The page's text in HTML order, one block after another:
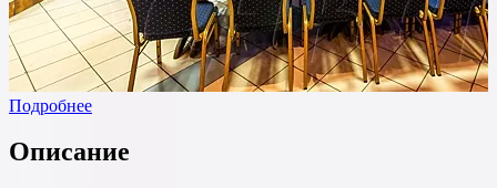
Подробнее
Описание